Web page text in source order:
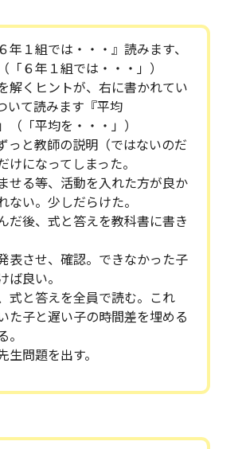
年１組では・・・』読みます、
「６年１組では・・・」）
解くヒントが、右に書かれてい
いて読みます『平均
（「平均を・・・」）
っと教師の説明（ではないのだ
けになってしまった。
せる等、活動を入れた方が良か
ない。少しだらけた。
だ後、式と答えを教科書に書き
表させ、確認。できなかった子
ば良い。
式と答えを全員で読む。これ
た子と遅い子の時間差を埋める
。
生問題を出す。